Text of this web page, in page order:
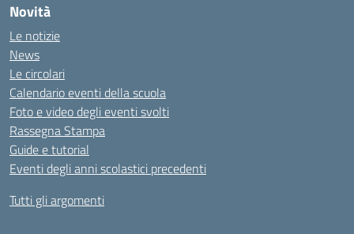
Novità
Le notizie
News
Le circolari
Calendario eventi della scuola
Foto e video degli eventi svolti
Rassegna Stampa
Guide e tutorial
Eventi degli anni scolastici precedenti
Tutti gli argomenti